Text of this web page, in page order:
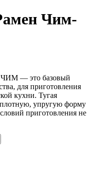
Чим-
— это базовый
для приготовления
кухни. Тугая
плотную, упругую форму
приготовления не